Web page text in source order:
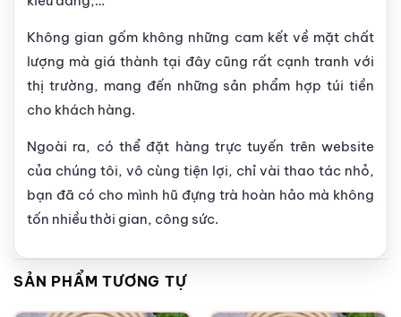
Không gian gốm không những cam kết về mặt chất
lượng mà giá thành tại đây cũng rất cạnh tranh với
thị trường, mang đến những sản phẩm hợp túi tiền
cho khách hàng.
Ngoài ra, có thể đặt hàng trực tuyến trên website
của chúng tôi, vô cùng tiện lợi, chỉ vài thao tác nhỏ,
bạn đã có cho mình hũ đựng trà hoàn hảo mà không
tốn nhiều thời gian, công sức.
SẢN PHẨM TƯƠNG TỰ